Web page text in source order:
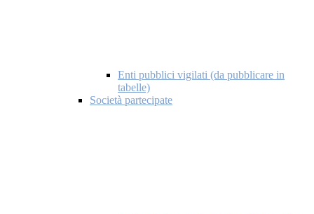
Enti pubblici vigilati (da pubblicare in
tabelle)
Società partecipate